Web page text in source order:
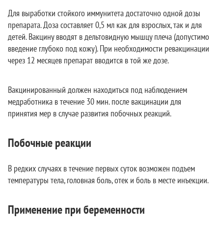
Для выработки стойкого иммунитета достаточно одной дозы
препарата. Доза составляет 0,5 мл как для взрослых, так и для
детей. Вакцину вводят в дельтовидную мышцу плеча (допустимо
введение глубоко под кожу). При необходимости ревакцинации
через 12 месяцев препарат вводится в той же дозе.
Вакцинированный должен находиться под наблюдением
медработника в течение 30 мин. после вакцинации для
принятия мер в случае развития побочных реакций.
Побочные реакции
В редких случаях в течение первых суток возможен подъем
температуры тела, головная боль, отек и боль в месте инъекции.
Применение при беременности